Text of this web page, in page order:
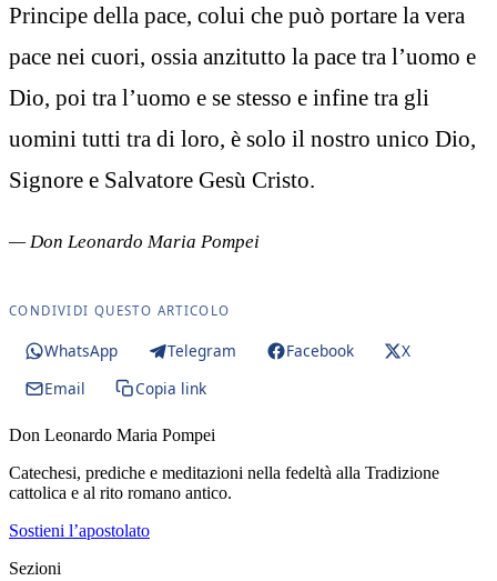
Principe della pace, colui che può portare la vera
pace nei cuori, ossia anzitutto la pace tra l’uomo e
Dio, poi tra l’uomo e se stesso e infine tra gli
uomini tutti tra di loro, è solo il nostro unico Dio,
Signore e Salvatore Gesù Cristo.
— Don Leonardo Maria Pompei
CONDIVIDI QUESTO ARTICOLO
WhatsApp Telegram Facebook
X
Email
Copia link
Don Leonardo Maria Pompei
Catechesi, prediche e meditazioni nella fedeltà alla Tradizione
cattolica e al rito romano antico.
Sostieni l’apostolato
Sezioni